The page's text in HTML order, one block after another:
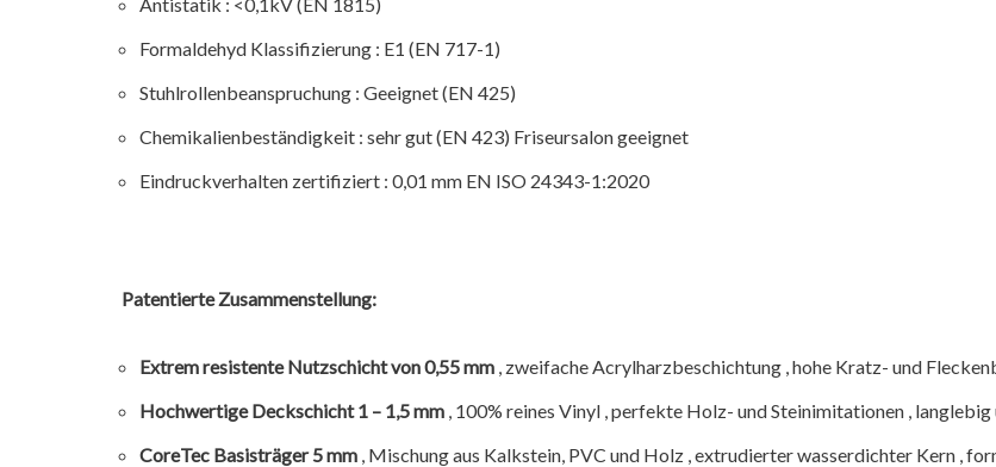
Formaldehyd Klassifizierung : E1 (EN 717-1)
Stuhlrollenbeanspruchung : Geeignet (EN 425)
Chemikalienbeständigkeit : sehr gut (EN 423) Friseursalon geeignet
Eindruckverhalten zertifiziert : 0,01 mm EN ISO 24343-1:2020
Patentierte Zusammenstellung:
Extrem resistente Nutzschicht von 0,55 mm , zweifache Acrylharzbeschichtung , hohe Kratz- und
Hochwertige Deckschicht 1 – 1,5 mm , 100% reines Vinyl , perfekte Holz- und Steinimitationen ,
CoreTec Basisträger 5 mm , Mischung aus Kalkstein, PVC und Holz , extrudierter wasserdichter Kern ,